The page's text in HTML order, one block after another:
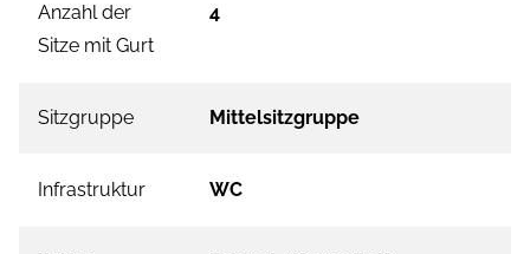
Anzahl der
Sitze mit Gurt
4
Sitzgruppe Mittelsitzgruppe
Infrastruktur WC